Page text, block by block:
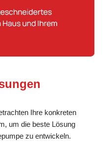
Ihre konkreten
um die beste Lösung
zu entwickeln.